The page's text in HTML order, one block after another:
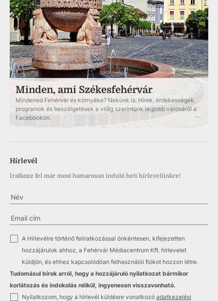
Minden, ami Székesfehérvár
Mindened Fehérvár és környéke? Nekünk is. Hírek, érdekességek,
programok és beszélgetések a világ szerintünk legjobb városáról a
Facebookon.
Hírlevél
Iratkozz fel már most hamarosan induló heti hírlevelünkre!
A Hírlevélre történő feliratkozással önkéntesen, kifejezetten
hozzájárulok ahhoz, a Fehérvár Médiacentrum Kft. hírlevelet
küldjön, és ehhez kapcsolódóan felhasználói fiókot hozzon létre.
Tudomásul bírok arról, hogy a hozzájáruló nyilatkozat bármikor
korlátozás és indokolás nélkül, ingyenesen visszavonható.
Nyilatkozom, hogy a hírlevél küldésre vonatkozó adatkezelési